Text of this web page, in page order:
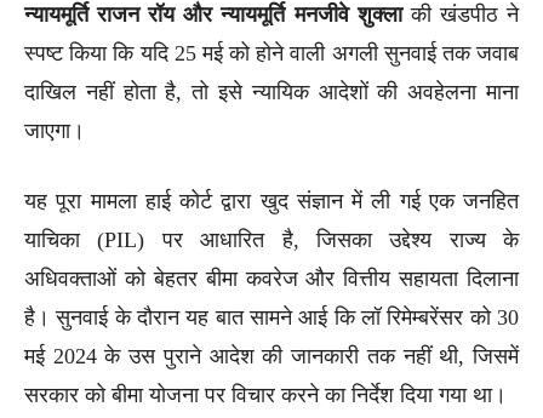
न्यायमूर्ति राजन रॉय और न्यायमूर्ति मनजीवे शुक्लाकी खंडपीठ ने
स्पष्ट किया कि यदि 25 मई को होने वाली अगली सुनवाई तक जवाब
दाखिल नहीं होता है, तो इसे न्यायिक आदेशों की अवहेलना माना
जाएगा।
यह पूरा मामला हाई कोर्ट द्वारा खुद संज्ञान में ली गई एक जनहित
याचिका (PIL) पर आधारित है, जिसका उद्देश्य राज्य के
अधिवक्ताओं को बेहतर बीमा कवरेज और वित्तीय सहायता दिलाना
है। सुनवाई के दौरान यह बात सामने आई कि लॉ रिमेम्बरेंसर को 30
मई 2024 के उस पुराने आदेश की जानकारी तक नहीं थी, जिसमें
सरकार को बीमा योजना पर विचार करने का निर्देश दिया गया था।